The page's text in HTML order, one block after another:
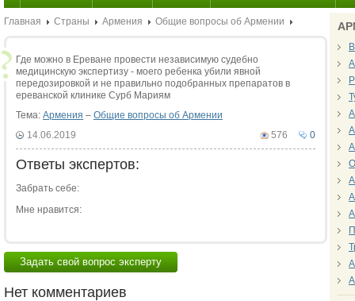
Главная Страны Армения Общие вопросы об Армении
Где можно в Ереване провести независимую судебно
медицинскую экспертизу - моего ребенка убили явной
передозировкой и не правильно подобранных препаратов в
ереванской клинике Сурб Мариям
Тема: Армения – Общие вопросы об Армении
0
576
14.06.2019
Ответы экспертов:
Забрать себе:
Мне нравится:
Задать свой вопрос эксперту
Нет комментариев